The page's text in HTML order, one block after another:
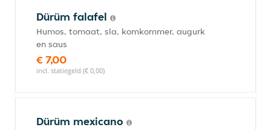
Dürüm falafel
Humos, tomaat, sla, komkommer, augurk
en saus
€ 7,00
incl. statiegeld (€ 0,00)
Dürüm mexicano